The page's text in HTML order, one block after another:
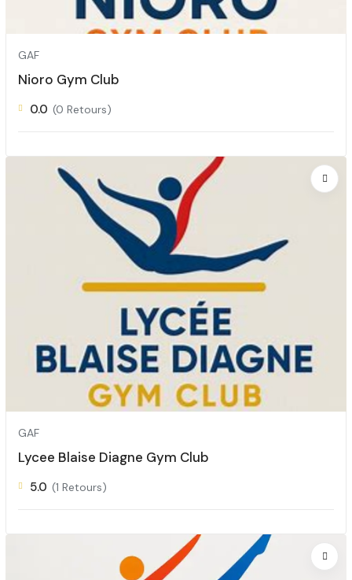
GAF
Nioro Gym Club
0.0 (0 Retours)
GAF
Lycee Blaise Diagne Gym Club
5.0 (1 Retours)